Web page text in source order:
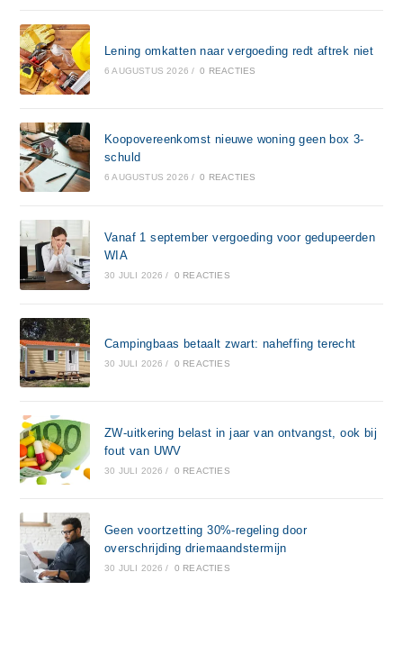
Lening omkatten naar vergoeding redt aftrek niet
6 AUGUSTUS 2026 / 0 REACTIES
Koopovereenkomst nieuwe woning geen box 3-
schuld
6 AUGUSTUS 2026 / 0 REACTIES
Vanaf 1 september vergoeding voor gedupeerden
WIA
30 JULI 2026 / 0 REACTIES
Campingbaas betaalt zwart: naheffing terecht
30 JULI 2026 / 0 REACTIES
ZW-uitkering belast in jaar van ontvangst, ook bij
fout van UWV
30 JULI 2026 / 0 REACTIES
Geen voortzetting 30%-regeling door
overschrijding driemaandstermijn
30 JULI 2026 / 0 REACTIES